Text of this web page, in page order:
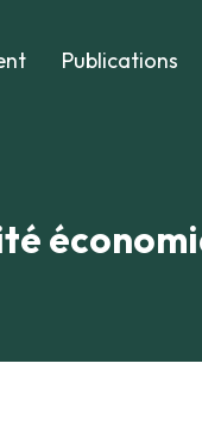
Publications